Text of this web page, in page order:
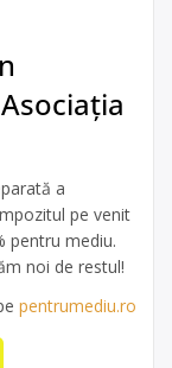
a
pe venit
pentru mediu.
noi de restul!
pentrumediu.ro